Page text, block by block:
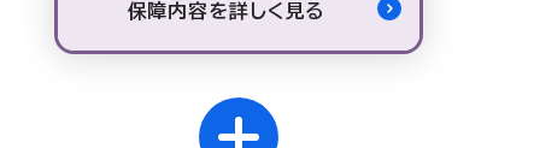
保障内容を詳しく見る